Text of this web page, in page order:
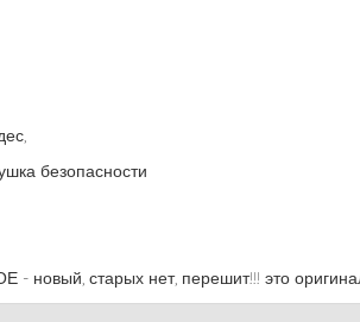
безопасности
новый, старых нет, перешит!!! это